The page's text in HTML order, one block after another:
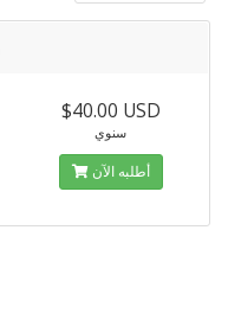
$40.00 USD
سنوي
أطلبه الآن